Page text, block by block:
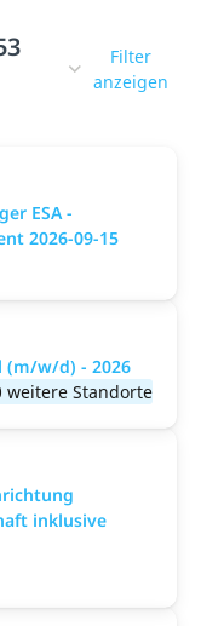
Filter
anzeigen
ESA -
2026-09-15
(m/w/d) - 2026
weitere Standorte
inklusive